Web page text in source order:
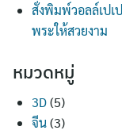
สั่งพิมพ์วอลล์เป
พระให้สวยงาม
หมวดหมู่
3D(5)
จีน(3)